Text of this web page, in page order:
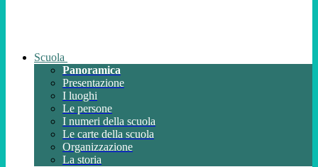
Scuola
Panoramica
Presentazione
I luoghi
Le persone
I numeri della scuola
Le carte della scuola
Organizzazione
La storia